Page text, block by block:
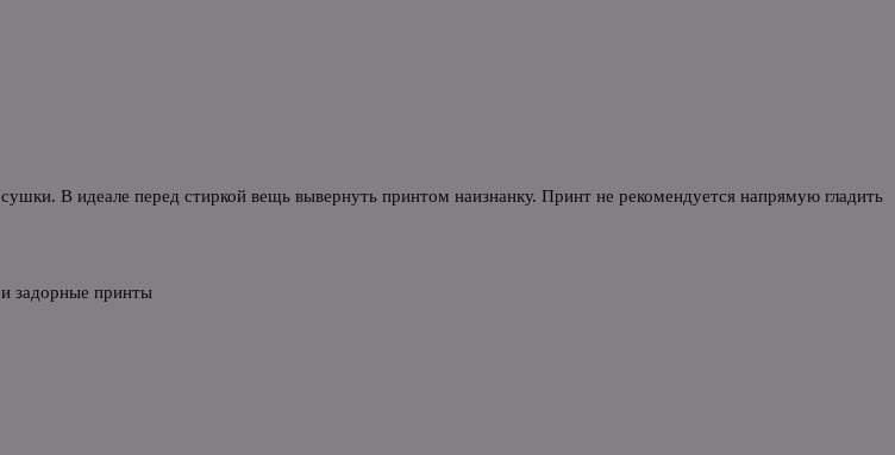
В идеале перед стиркой вещь вывернуть принтом наизнанку. Принт не рекомендуется напрямую гладить
задорные принты